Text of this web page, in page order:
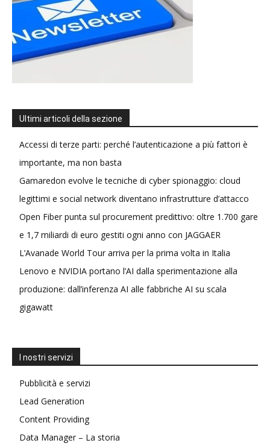
Ultimi articoli della sezione
Accessi di terze parti: perché l’autenticazione a più fattori è
importante, ma non basta
Gamaredon evolve le tecniche di cyber spionaggio: cloud
legittimi e social network diventano infrastrutture d’attacco
Open Fiber punta sul procurement predittivo: oltre 1.700 gare
e 1,7 miliardi di euro gestiti ogni anno con JAGGAER
L’Avanade World Tour arriva per la prima volta in Italia
Lenovo e NVIDIA portano l’AI dalla sperimentazione alla
produzione: dall’inferenza AI alle fabbriche AI su scala
gigawatt
I nostri servizi
Pubblicità e servizi
Lead Generation
Content Providing
Data Manager – La storia